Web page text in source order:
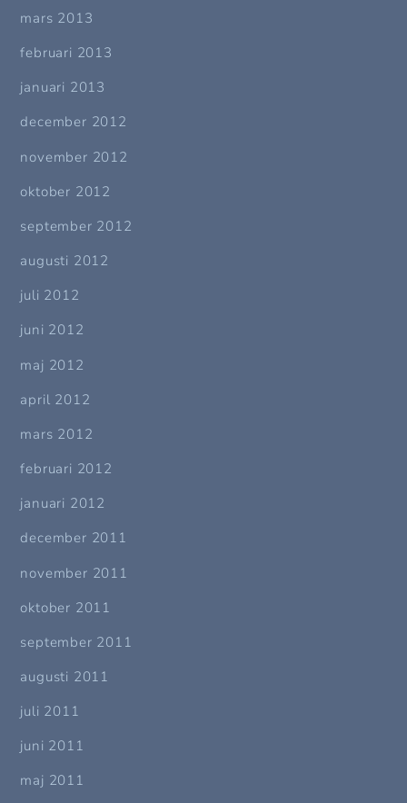
mars 2013
februari 2013
januari 2013
december 2012
november 2012
oktober 2012
september 2012
augusti 2012
juli 2012
juni 2012
maj 2012
april 2012
mars 2012
februari 2012
januari 2012
december 2011
november 2011
oktober 2011
september 2011
augusti 2011
juli 2011
juni 2011
maj 2011